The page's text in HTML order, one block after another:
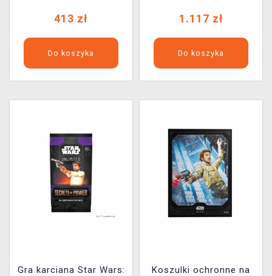
413 zł
Do koszyka
1.117 zł
Do koszyka
Gra karciana Star Wars:
Koszulki ochronne na